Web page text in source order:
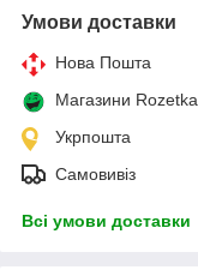
Умови доставки
Нова Пошта
Магазини Rozetka
Укрпошта
Самовивіз
Всі умови доставки